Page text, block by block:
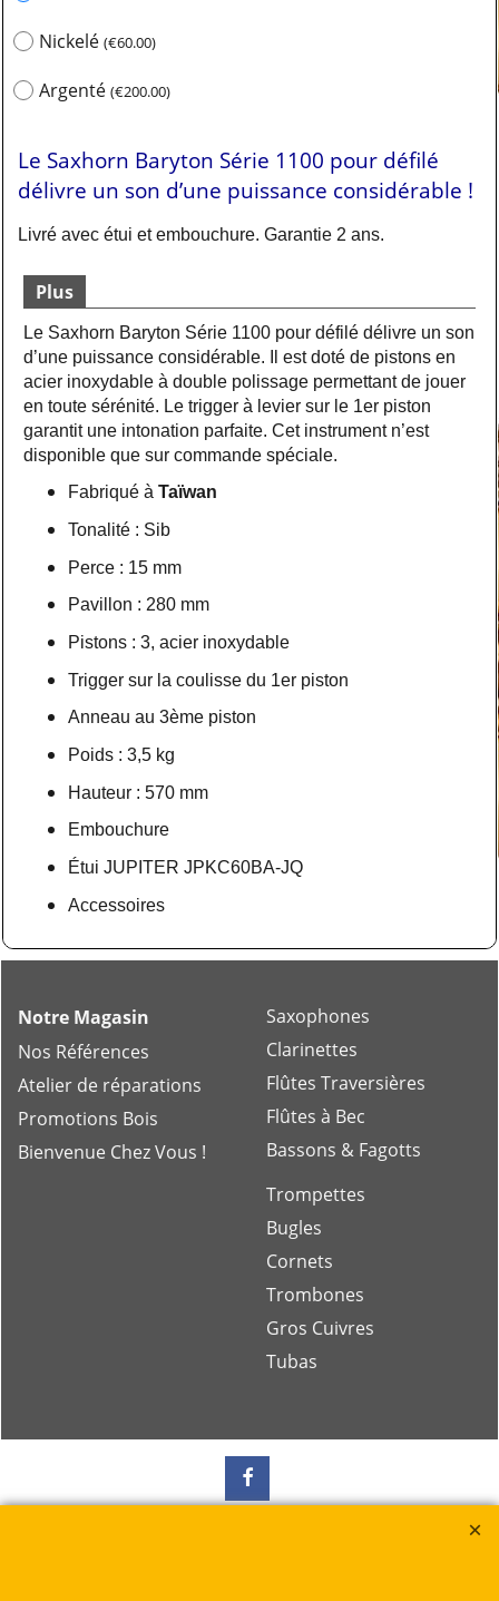
Nickelé(€60.00)
Argenté(€200.00)
Le Saxhorn Baryton Série 1100 pour défilé
délivre un son d’une puissance considérable !
Livré avec étui et embouchure. Garantie 2 ans.
Plus
Le Saxhorn Baryton Série 1100 pour défilé délivre un son
d’une puissance considérable. Il est doté de pistons en
acier inoxydable à double polissage permettant de jouer
en toute sérénité. Le trigger à levier sur le 1er piston
garantit une intonation parfaite. Cet instrument n’est
disponible que sur commande spéciale.
Fabriqué àTaïwan
Tonalité : Sib
Perce : 15 mm
Pavillon : 280 mm
Pistons : 3, acier inoxydable
Trigger sur la coulisse du 1er piston
Anneau au 3ème piston
Poids : 3,5 kg
Hauteur : 570 mm
Embouchure
Étui JUPITER JPKC60BA-JQ
Accessoires
Notre Magasin
Nos Références
Atelier de réparations
Promotions Bois
Bienvenue Chez Vous !
Saxophones
Clarinettes
Flûtes Traversières
Flûtes à Bec
Bassons & Fagotts
Trompettes
Bugles
Cornets
Trombones
Gros Cuivres
Tubas